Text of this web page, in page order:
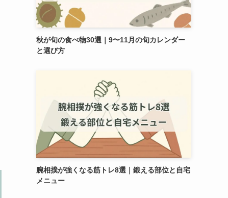
秋が旬の食べ物30選｜9〜11月の旬カレンダー
と選び方
腕相撲が強くなる筋トレ8選｜鍛える部位と自宅
メニュー